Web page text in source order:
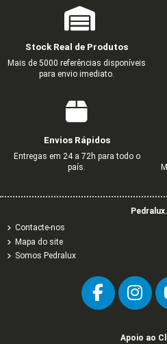
Stock Real de Produtos
Mais de 5000 referências disponíveis
para envio imediato.
Envios Rápidos
Entregas em 24 a 72h para todo o
país.
Contacte-nos
Mapa do site
Somos Pedralux
Apoio ao